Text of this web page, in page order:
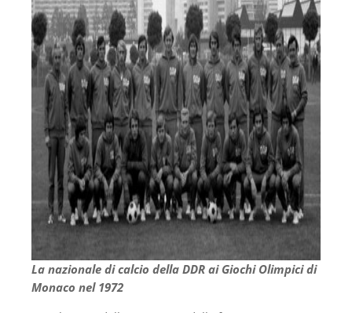
La nazionale di calcio della DDR ai Giochi Olimpici di
Monaco nel 1972